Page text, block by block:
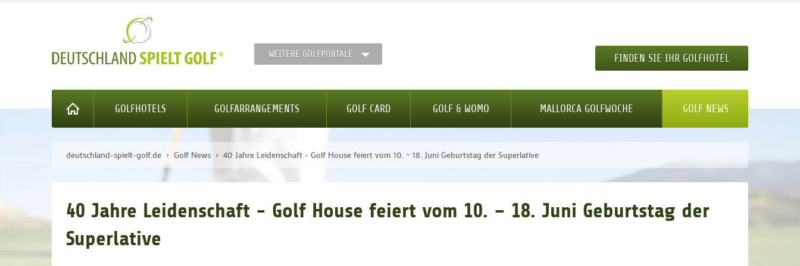
WEITERE GOLFPORTALE FINDEN SIE IHR GOLFHOTEL
GOLFHOTELS GOLFARRANGEMENTS GOLF CARD GOLF & WOMO MALLORCA GOLFWOCHE GOLF NEWS
deutschland-spielt-golf.de Golf News 40 Jahre Leidenschaft - Golf House feiert vom 10. – 18. Juni Geburtstag der Superlative
40 Jahre Leidenschaft - Golf House feiert vom 10. – 18. Juni Geburtstag der
Superlative